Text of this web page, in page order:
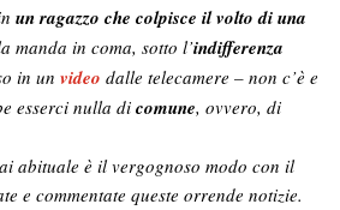
un ragazzo che colpisce il volto di una
manda in coma, sotto l’indifferenza
in un video dalle telecamere – non c’è e
esserci nulla di comune, ovvero, di
abituale è il vergognoso modo con il
e commentate queste orrende notizie.